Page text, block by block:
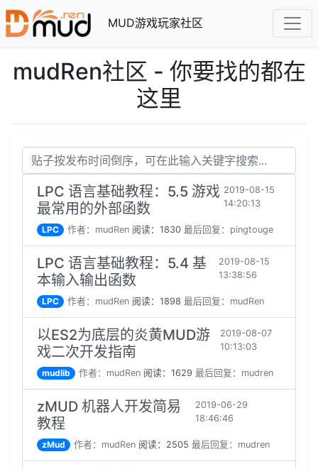
MUD游戏玩家社区
mudRen社区 - 你要找的都在
这里
LPC 语言基础教程：5.5 游戏
最常用的外部函数
2019-08-15
14:20:13
LPC 作者：mudRen 阅读：1830最后回复：pingtouge
LPC 语言基础教程：5.4 基
本输入输出函数
2019-08-15
13:38:56
LPC 作者：mudRen 阅读：1898最后回复：mudRen
以ES2为底层的炎黄MUD游
戏二次开发指南
2019-08-07
10:13:03
mudlib 作者：mudRen 阅读：1629最后回复：mudren
zMUD 机器人开发简易
教程
2019-06-29
18:46:46
zMud 作者：mudRen 阅读：2505最后回复：mudren